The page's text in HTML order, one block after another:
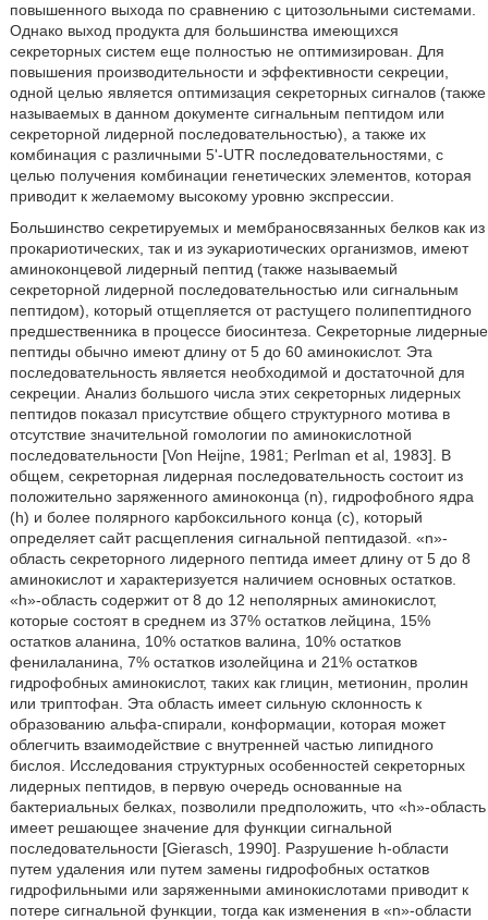
повышенного выхода по сравнению с цитозольными системами.
Однако выход продукта для большинства имеющихся
секреторных систем еще полностью не оптимизирован. Для
повышения производительности и эффективности секреции,
одной целью является оптимизация секреторных сигналов (также
называемых в данном документе сигнальным пептидом или
секреторной лидерной последовательностью), а также их
комбинация с различными 5'-UTR последовательностями, с
целью получения комбинации генетических элементов, которая
приводит к желаемому высокому уровню экспрессии.
Большинство секретируемых и мембраносвязанных белков как из
прокариотических, так и из эукариотических организмов, имеют
аминоконцевой лидерный пептид (также называемый
секреторной лидерной последовательностью или сигнальным
пептидом), который отщепляется от растущего полипептидного
предшественника в процессе биосинтеза. Секреторные лидерные
пептиды обычно имеют длину от 5 до 60 аминокислот. Эта
последовательность является необходимой и достаточной для
секреции. Анализ большого числа этих секреторных лидерных
пептидов показал присутствие общего структурного мотива в
отсутствие значительной гомологии по аминокислотной
последовательности [Von Heijne, 1981; Perlman et al, 1983]. В
общем, секреторная лидерная последовательность состоит из
положительно заряженного аминоконца (n), гидрофобного ядра
(h) и более полярного карбоксильного конца (с), который
определяет сайт расщепления сигнальной пептидазой. «n»-
область секреторного лидерного пептида имеет длину от 5 до 8
аминокислот и характеризуется наличием основных остатков.
«h»-область содержит от 8 до 12 неполярных аминокислот,
которые состоят в среднем из 37% остатков лейцина, 15%
остатков аланина, 10% остатков валина, 10% остатков
фенилаланина, 7% остатков изолейцина и 21% остатков
гидрофобных аминокислот, таких как глицин, метионин, пролин
или триптофан. Эта область имеет сильную склонность к
образованию альфа-спирали, конформации, которая может
облегчить взаимодействие с внутренней частью липидного
бислоя. Исследования структурных особенностей секреторных
лидерных пептидов, в первую очередь основанные на
бактериальных белках, позволили предположить, что «h»-область
имеет решающее значение для функции сигнальной
последовательности [Gierasch, 1990]. Разрушение h-области
путем удаления или путем замены гидрофобных остатков
гидрофильными или заряженными аминокислотами приводит к
потере сигнальной функции, тогда как изменения в «n»-области